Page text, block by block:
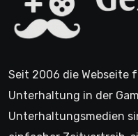
Seit 2006 die Webseite
Unterhaltung in der
Unterhaltungsmedien